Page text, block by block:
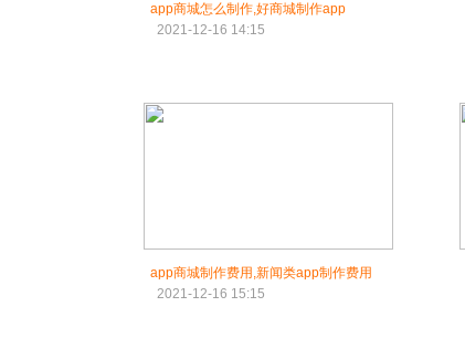
app商城怎么制作,好商城制作app
2021-12-16 14:15
app商城制作费用,新闻类app制作费用
2021-12-16 15:15